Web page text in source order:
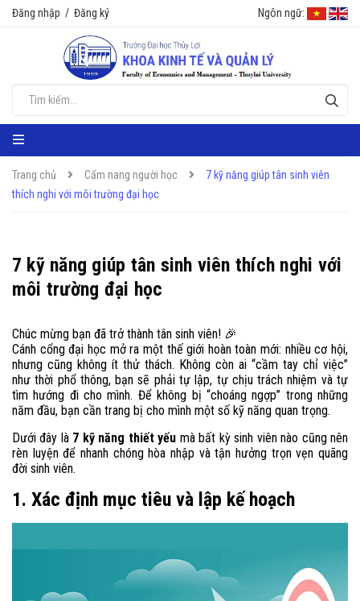
Đăng nhập / Đăng ký Ngôn ngữ:
Trang chủ Cẩm nang người học
7 kỹ năng giúp tân sinh viên
thích nghi với môi trường đại học
7 kỹ năng giúp tân sinh viên thích nghi với
môi trường đại học
Chúc mừng bạn đã trở thành tân sinh viên! 🎉
Cánh cổng đại học mở ra một thế giới hoàn toàn mới: nhiều cơ hội,
nhưng cũng không ít thử thách. Không còn ai “cầm tay chỉ việc”
như thời phổ thông, bạn sẽ phải tự lập, tự chịu trách nhiệm và tự
tìm hướng đi cho mình. Để không bị “choáng ngợp” trong những
năm đầu, bạn cần trang bị cho mình một số kỹ năng quan trọng.
Dưới đây là 7 kỹ năng thiết yếu mà bất kỳ sinh viên nào cũng nên
rèn luyện để nhanh chóng hòa nhập và tận hưởng trọn vẹn quãng
đời sinh viên.
1. Xác định mục tiêu và lập kế hoạch